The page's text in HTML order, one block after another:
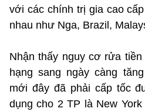
với các chính trị gia cao
nhau như Nga, Brazil,
Nhận thấy nguy cơ rửa
hạng sang ngày càng
mới đây đã phải cấp tốc
dụng cho 2 TP là New